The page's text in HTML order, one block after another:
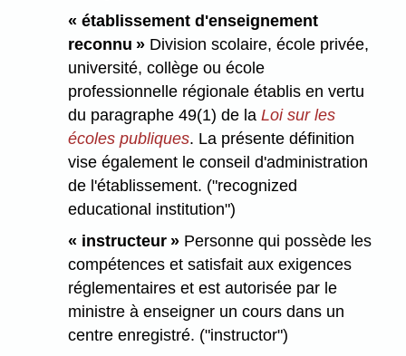
« établissement d'enseignement
reconnu » Division scolaire, école privée,
université, collège ou école
professionnelle régionale établis en vertu
du paragraphe 49(1) de laLoi sur les
écoles publiques. La présente définition
vise également le conseil d'administration
de l'établissement. ("recognized
educational institution")
« instructeur » Personne qui possède les
compétences et satisfait aux exigences
réglementaires et est autorisée par le
ministre à enseigner un cours dans un
centre enregistré. ("instructor")